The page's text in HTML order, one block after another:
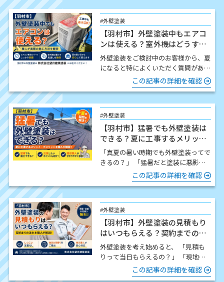
#外壁塗装
【羽村市】外壁塗装中もエアコ
ンは使える？室外機はどうす
る？職人が解説
外壁塗装をご検討中のお客様から、夏
になると特によくいただく質問があり
ますか？」 結論からお伝…
この記事の詳細を確認
#外壁塗装
【羽村市】猛暑でも外壁塗装は
できる？夏に工事するメリッ
ト・注意点を職人が解説
「真夏の暑い時期でも外壁塗装ってで
きるの？」 「猛暑だと塗装に悪影響
はないの？」 この時期になると、こ
のようなご質問をいた…
この記事の詳細を確認
#外壁塗装
【羽村市】外壁塗装の見積もり
はいつもらえる？契約までの流
れを職人が解説
外壁塗装を考え始めると、 「見積も
りって当日もらえるの？」 「現地調
査したら契約しないといけないの？」
「どんな流れで進…
この記事の詳細を確認